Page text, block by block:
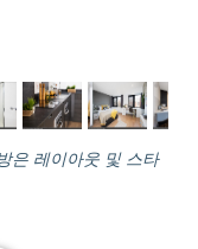
은 레이아웃 및 스타